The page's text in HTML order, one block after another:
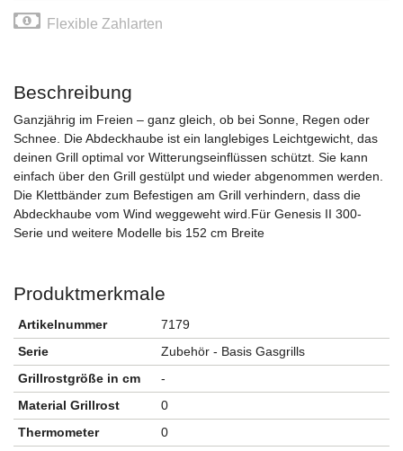
Flexible Zahlarten
Beschreibung
Ganzjährig im Freien – ganz gleich, ob bei Sonne, Regen oder
Schnee. Die Abdeckhaube ist ein langlebiges Leichtgewicht, das
deinen Grill optimal vor Witterungseinflüssen schützt. Sie kann
einfach über den Grill gestülpt und wieder abgenommen werden.
Die Klettbänder zum Befestigen am Grill verhindern, dass die
Abdeckhaube vom Wind weggeweht wird.Für Genesis II 300-
Serie und weitere Modelle bis 152 cm Breite
Produktmerkmale
Artikelnummer
7179
Serie
Zubehör - Basis Gasgrills
Grillrostgröße in cm
-
Material Grillrost
0
Thermometer
0